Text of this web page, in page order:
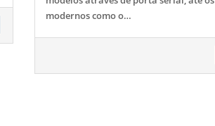
modernos como o…